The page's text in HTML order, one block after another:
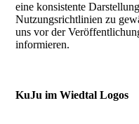
eine konsistente
Nutzungsrichtlinien zu
uns vor der
informieren.
KuJu im Wiedtal Logos